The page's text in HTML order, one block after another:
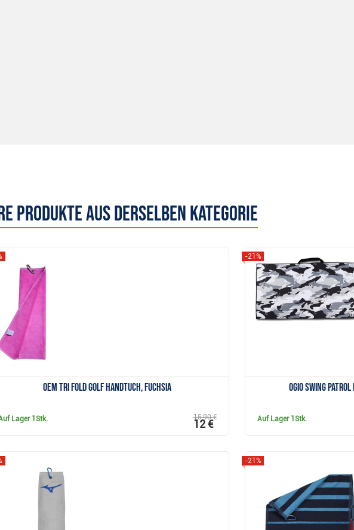
Produkte aus derselben Kategorie
OEM Tri Fold Golf Handtuch, Fuchsia
Lager 1Stk. 15,90 €
12 €
Ogio Swing
-21%
Auf Lager 1Stk.
-21%